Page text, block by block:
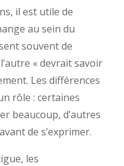
il est utile de
au sein du
souvent de
« devrait savoir
Les différences
rôle : certaines
beaucoup, d’autres
de s’exprimer.
les